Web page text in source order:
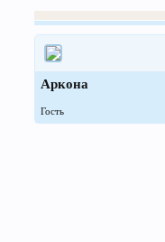
Аркона
Гость